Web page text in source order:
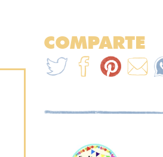
COMPARTE